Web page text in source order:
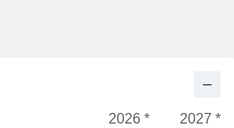
2026 *
2027 *